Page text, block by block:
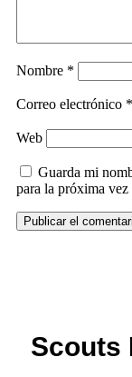
Nombre *
Correo electrónico *
Web
Guarda mi
para la próxima vez
Scouts